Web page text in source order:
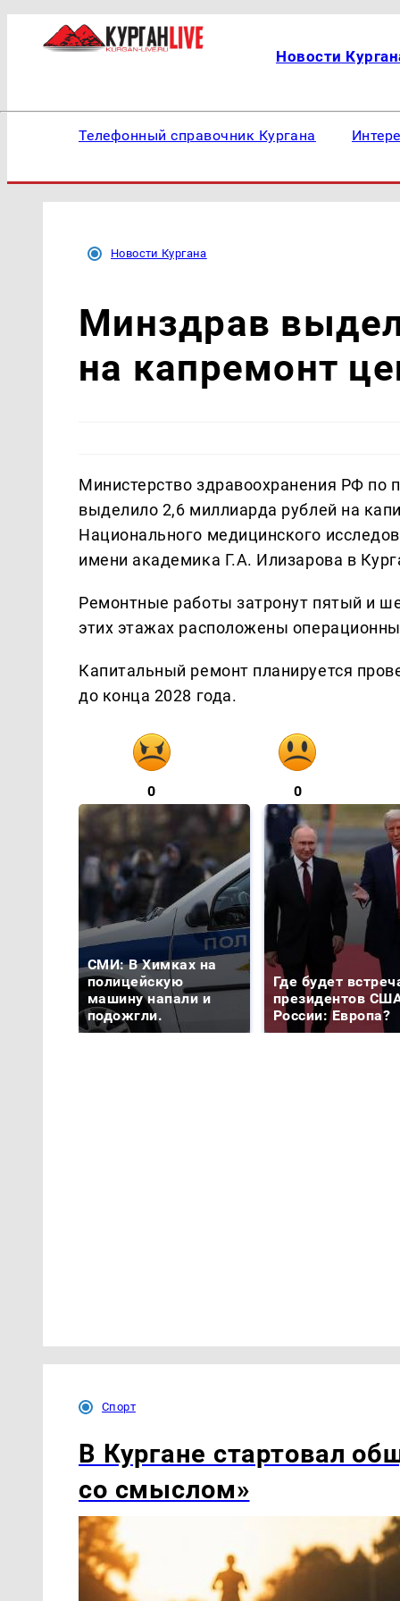
Новости
Телефонный справочник Кургана
Новости Кургана
Минздрав
на капремонт
Министерство здравоохранения РФ
выделило 2,6 миллиарда рублей на
Национального медицинского
имени академика Г.А. Илизарова в
Ремонтные работы затронут пятый и
этих этажах расположены
Капитальный ремонт планируется
до конца 2028 года.
0 0
СМИ: В Химках на
полицейскую
машину напали и
подожгли.
Где будет
президентов
России: Европа?
Спорт
В Кургане стартовал
со смыслом»